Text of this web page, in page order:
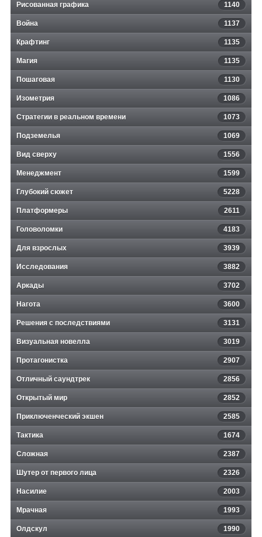
Рисованная графика 1140
Война 1137
Крафтинг 1135
Магия 1135
Пошаговая 1130
Изометрия 1086
Стратегии в реальном времени 1073
Подземелья 1069
Вид сверху 1556
Менеджмент 1599
Глубокий сюжет 5228
Платформеры 2611
Головоломки 4183
Для взрослых 3939
Исследования 3882
Аркады 3702
Нагота 3600
Решения с последствиями 3131
Визуальная новелла 3019
Протагонистка 2907
Отличный саундтрек 2856
Открытый мир 2852
Приключенческий экшен 2585
Тактика 1674
Сложная 2387
Шутер от первого лица 2326
Насилие 2003
Мрачная 1993
Олдскул 1990